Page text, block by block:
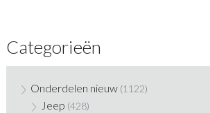
Categorieën
Onderdelen nieuw (1122)
Jeep (428)